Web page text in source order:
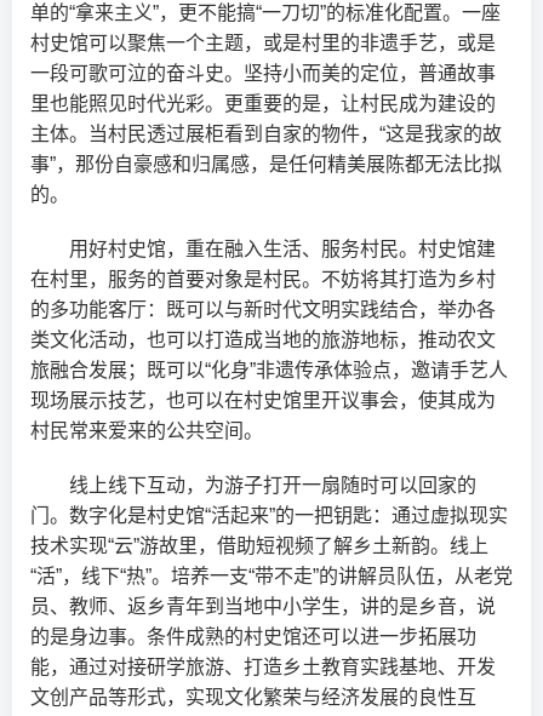
单的“拿来主义”，更不能搞“一刀切”的标准化配置。一座
村史馆可以聚焦一个主题，或是村里的非遗手艺，或是
一段可歌可泣的奋斗史。坚持小而美的定位，普通故事
里也能照见时代光彩。更重要的是，让村民成为建设的
主体。当村民透过展柜看到自家的物件，“这是我家的故
事”，那份自豪感和归属感，是任何精美展陈都无法比拟
的。
用好村史馆，重在融入生活、服务村民。村史馆建
在村里，服务的首要对象是村民。不妨将其打造为乡村
的多功能客厅：既可以与新时代文明实践结合，举办各
类文化活动，也可以打造成当地的旅游地标，推动农文
旅融合发展；既可以“化身”非遗传承体验点，邀请手艺人
现场展示技艺，也可以在村史馆里开议事会，使其成为
村民常来爱来的公共空间。
线上线下互动，为游子打开一扇随时可以回家的
门。数字化是村史馆“活起来”的一把钥匙：通过虚拟现实
技术实现“云”游故里，借助短视频了解乡土新韵。线上
“活”，线下“热”。培养一支“带不走”的讲解员队伍，从老党
员、教师、返乡青年到当地中小学生，讲的是乡音，说
的是身边事。条件成熟的村史馆还可以进一步拓展功
能，通过对接研学旅游、打造乡土教育实践基地、开发
文创产品等形式，实现文化繁荣与经济发展的良性互